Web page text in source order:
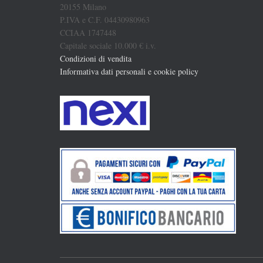
20155 Milano
P.IVA e C.F. 04430980963
CCIAA 1747448
Capitale sociale 10.000 € i.v.
Condizioni di vendita
Informativa dati personali e cookie policy